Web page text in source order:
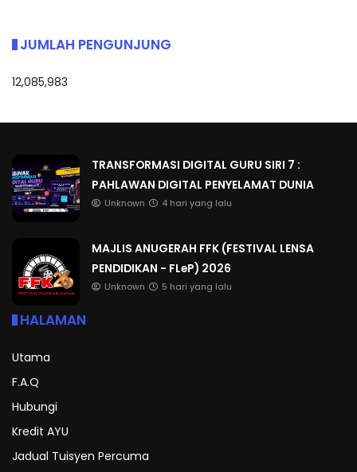
JUMLAH PENGUNJUNG
12,085,983
TRANSFORMASI DIGITAL GURU SIRI 7 :
PAHLAWAN DIGITAL PENYELAMAT DUNIA
Unknown 4 hari yang lalu
MAJLIS ANUGERAH FFK (FESTIVAL LENSA
PENDIDIKAN - FLeP) 2026
Unknown 5 hari yang lalu
HALAMAN
Utama
F.A.Q
Hubungi
Kredit AYU
Jadual Tuisyen Percuma